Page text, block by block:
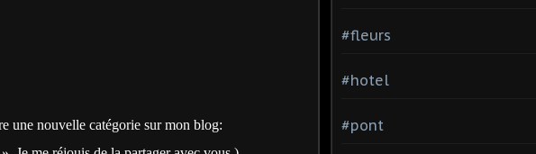
une nouvelle catégorie sur mon blog:
#fleurs
#hotel
#pont